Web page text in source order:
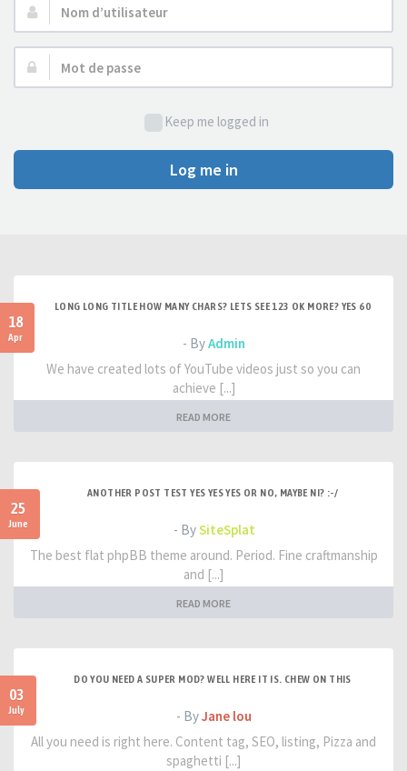
Nom
d’utilisateur :
Mot
de
Keep me logged in
Log me in
18
Apr
LONG LONG TITLE HOW MANY CHARS? LETS SEE 123 OK MORE? YES 60
- ByAdmin
We have created lots of YouTube videos just so you can
achieve [...]
READ MORE
25
June
ANOTHER POST TEST YES YES YES OR NO, MAYBE NI? :-/
- BySiteSplat
The best flat phpBB theme around. Period. Fine craftmanship
and [...]
READ MORE
03
July
DO YOU NEED A SUPER MOD? WELL HERE IT IS. CHEW ON THIS
- ByJane lou
All you need is right here. Content tag, SEO, listing, Pizza and
spaghetti [...]